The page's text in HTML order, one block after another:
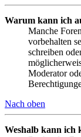
Warum kann ich
Manche
vorbehalten
schreiben
Moderator
Nach oben
Weshalb kann ich